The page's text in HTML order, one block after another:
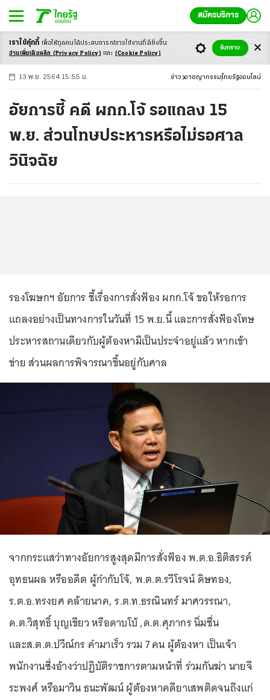
สมัครบริการ
-ก ก ก+
13 พ.ย. 2564 15:55 น. ข่าว อาชญากรรม ไทยรัฐออนไลน์
อัยการชี้ คดี ผกก.โจ้ รอแถลง 15
พ.ย. ส่วนโทษประหารหรือไม่รอศาล
วินิจฉัย
รองโฆษกฯ อัยการ ชี้เรื่องการสั่งฟ้อง ผกก.โจ้ ขอให้รอการ
แถลงอย่างเป็นทางการในวันที่ 15 พ.ย.นี้ และการสั่งฟ้องโทษ
ประหารสถานเดียวกับผู้ต้องหามีเป็นประจำอยู่แล้ว หากเข้า
ข่าย ส่วนผลการพิจารณาขึ้นอยู่กับศาล
จากกระแสว่าทางอัยการสูงสุดมีการสั่งฟ้อง พ.ต.อ.ธิติสรรค์
อุทธนผล หรืออดีต ผู้กำกับโจ้, พ.ต.ต.รวีโรจน์ ดิษทอง,
ร.ต.อ.ทรงยศ คล้ายนาค, ร.ต.ท.ธรณินทร์ มาศวรรณา,
ด.ต.วิสุทธิ์ บุญเขียว หรือดาบโบ้ ,ด.ต.ศุภากร นิ่มชื่น
และส.ต.ต.ปวีณ์กร คำมาเร็ว รวม 7 คน ผู้ต้องหา เป็นเจ้า
พนักงานซึ่งอ้างว่าปฏิบัติราชการตามหน้าที่ ร่วมกันฆ่า นายจี
ระพงศ์ หรือมาวิน ธนะพัฒน์ ผู้ต้องหาคดียาเสพติดจนถึงแก่
เราใช้คุ้กกี้ เพื่อให้ทุกคนได้ประสบการณ์การใช้งานที่ดียิ่งขึ้น
อ่านเพิ่มเติมคลิก (Privacy Policy) และ (Cookie Policy)
รับทราบ